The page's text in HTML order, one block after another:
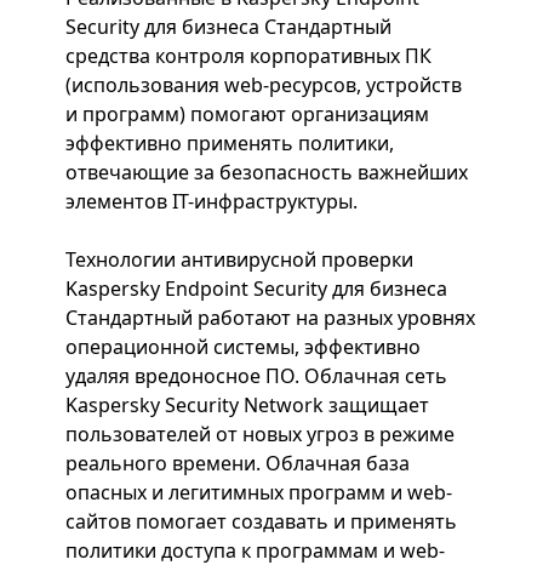
Security для бизнеса Стандартный
средства контроля корпоративных ПК
(использования web-ресурсов, устройств
и программ) помогают организациям
эффективно применять политики,
отвечающие за безопасность важнейших
элементов IT-инфраструктуры.
Технологии антивирусной проверки
Kaspersky Endpoint Security для бизнеса
Стандартный работают на разных уровнях
операционной системы, эффективно
удаляя вредоносное ПО. Облачная сеть
Kaspersky Security Network защищает
пользователей от новых угроз в режиме
реального времени. Облачная база
опасных и легитимных программ и web-
сайтов помогает создавать и применять
политики доступа к программам и web-